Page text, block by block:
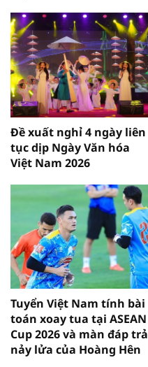
Đề xuất nghỉ 4 ngày liên
tục dịp Ngày Văn hóa
Việt Nam 2026
Tuyển Việt Nam tính bài
toán xoay tua tại ASEAN
Cup 2026 và màn đáp trả
nảy lửa của Hoàng Hên